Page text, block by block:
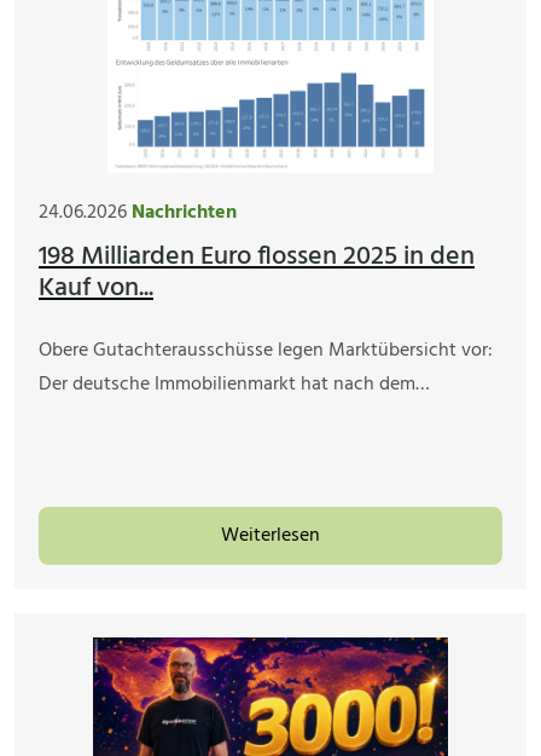
24.06.2026Nachrichten
198 Milliarden Euro flossen 2025 in den
Kauf von...
Obere Gutachterausschüsse legen Marktübersicht vor:
Der deutsche Immobilienmarkt hat nach dem…
Weiterlesen